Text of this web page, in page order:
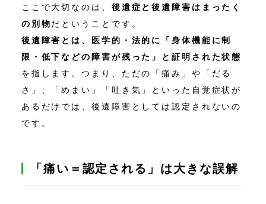
ここで大切なのは、 後遺症と後遺障害はまったく
の別物だということです。
後遺障害とは、医学的・法的に「身体機能に制
限・低下などの障害が残った」と証明された状態
を指します。つまり、ただの「痛み」や「だる
さ」、「めまい」「吐き気」といった自覚症状が
あるだけでは、後遺障害としては認定されないの
です。
「痛い＝認定される」は大きな誤解